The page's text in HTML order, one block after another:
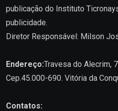
publicação do Instituto
publicidade.
Diretor Responsável: Milson
Endereço:Travesa do Alecrim,
Cep.45.000-690. Vitória da
Contatos: